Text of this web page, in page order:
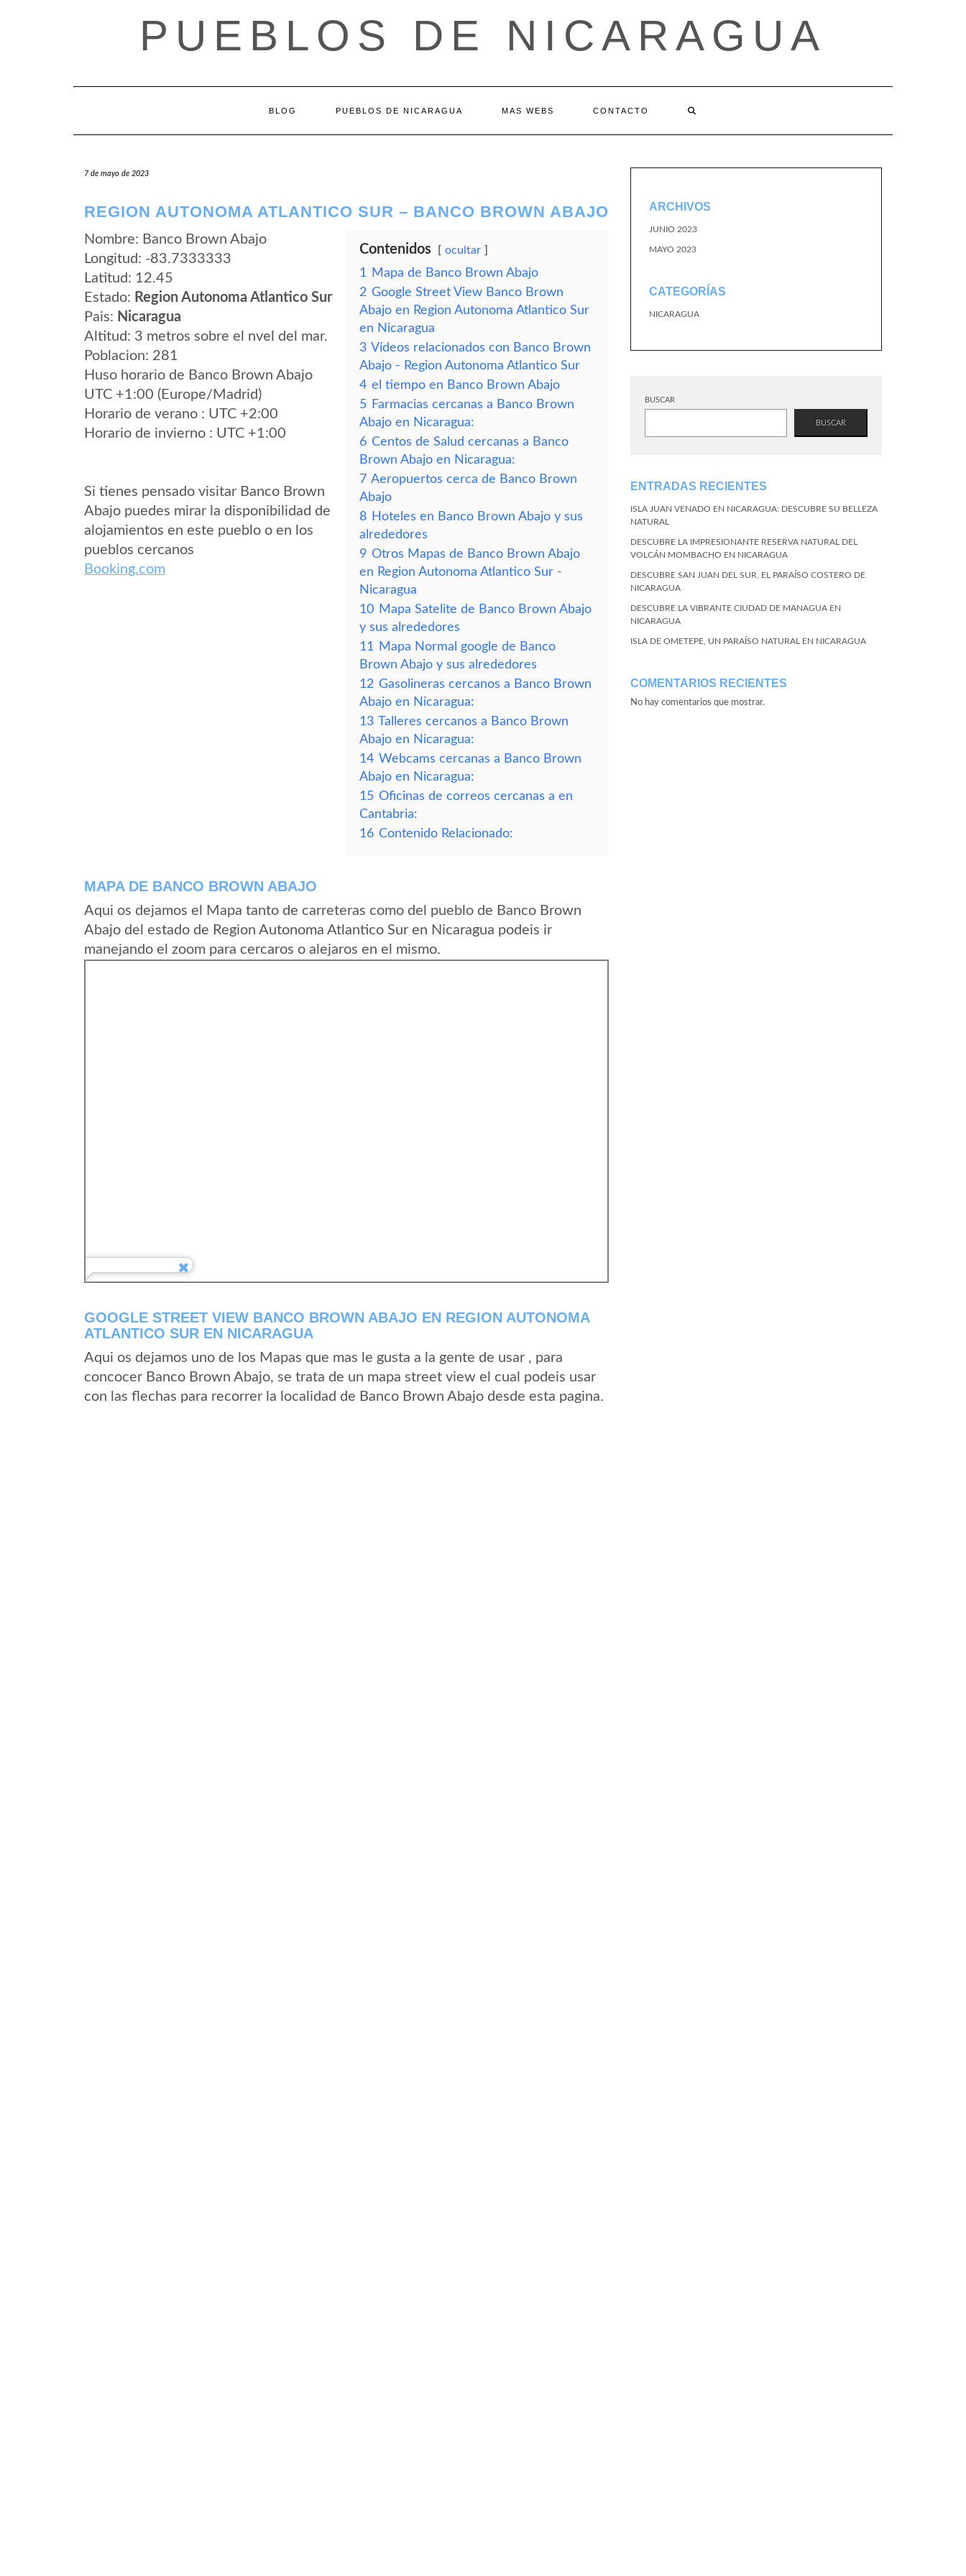
PUEBLOS DE NICARAGUA
BLOG PUEBLOS DE NICARAGUA MAS WEBS CONTACTO
7 de mayo de 2023
REGION AUTONOMA ATLANTICO SUR – BANCO BROWN ABAJO
Nombre: Banco Brown Abajo
Longitud: -83.7333333
Latitud: 12.45
Estado: Region Autonoma Atlantico Sur
Pais: Nicaragua
Altitud: 3 metros sobre el nvel del mar.
Poblacion: 281
Huso horario de Banco Brown Abajo
UTC +1:00 (Europe/Madrid)
Horario de verano : UTC +2:00
Horario de invierno : UTC +1:00
Si tienes pensado visitar Banco Brown
Abajo puedes mirar la disponibilidad de
alojamientos en este pueblo o en los
pueblos cercanos
Booking.com
Contenidos ocultar
1
Mapa de Banco Brown Abajo
2 Google Street View Banco Brown
Abajo en Region Autonoma Atlantico Sur
en Nicaragua
3 Vídeos relacionados con Banco Brown
Abajo - Region Autonoma Atlantico Sur
4 el tiempo en Banco Brown Abajo
5 Farmacias cercanas a Banco Brown
Abajo en Nicaragua:
6 Centos de Salud cercanas a Banco
Brown Abajo en Nicaragua:
7 Aeropuertos cerca de Banco Brown
Abajo
8 Hoteles en Banco Brown Abajo y sus
alrededores
9 Otros Mapas de Banco Brown Abajo
en Region Autonoma Atlantico Sur -
Nicaragua
10 Mapa Satelite de Banco Brown Abajo
y sus alrededores
11
Mapa Normal google de Banco
Brown Abajo y sus alrededores
12 Gasolineras cercanos a Banco Brown
Abajo en Nicaragua:
13 Talleres cercanos a Banco Brown
Abajo en Nicaragua:
14 Webcams cercanas a Banco Brown
Abajo en Nicaragua:
15 Oficinas de correos cercanas a en
Cantabria:
16 Contenido Relacionado:
MAPA DE BANCO BROWN ABAJO
Aqui os dejamos el Mapa tanto de carreteras como del pueblo de Banco Brown
Abajo del estado de Region Autonoma Atlantico Sur en Nicaragua podeis ir
manejando el zoom para cercaros o alejaros en el mismo.
GOOGLE STREET VIEW BANCO BROWN ABAJO EN REGION AUTONOMA
ATLANTICO SUR EN NICARAGUA
Aqui os dejamos uno de los Mapas que mas le gusta a la gente de usar , para
concocer Banco Brown Abajo, se trata de un mapa street view el cual podeis usar
con las flechas para recorrer la localidad de Banco Brown Abajo desde esta pagina.
ARCHIVOS
JUNIO 2023
MAYO 2023
CATEGORÍAS
NICARAGUA
BUSCAR
BUSCAR
ENTRADAS RECIENTES
ISLA JUAN VENADO EN NICARAGUA: DESCUBRE SU BELLEZA
NATURAL
DESCUBRE LA IMPRESIONANTE RESERVA NATURAL DEL
VOLCÁN MOMBACHO EN NICARAGUA
DESCUBRE SAN JUAN DEL SUR, EL PARAÍSO COSTERO DE
NICARAGUA
DESCUBRE LA VIBRANTE CIUDAD DE MANAGUA EN
NICARAGUA
ISLA DE OMETEPE, UN PARAÍSO NATURAL EN NICARAGUA
COMENTARIOS RECIENTES
No hay comentarios que mostrar.